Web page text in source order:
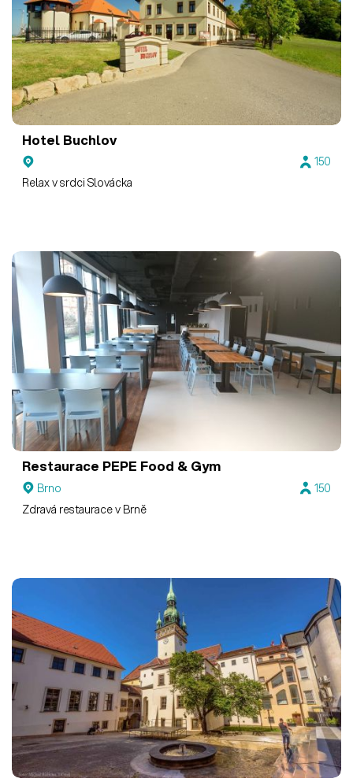
Hotel Buchlov
150
Relax v srdci Slovácka
Restaurace PEPE Food & Gym
Brno
150
Zdravá restaurace v Brně